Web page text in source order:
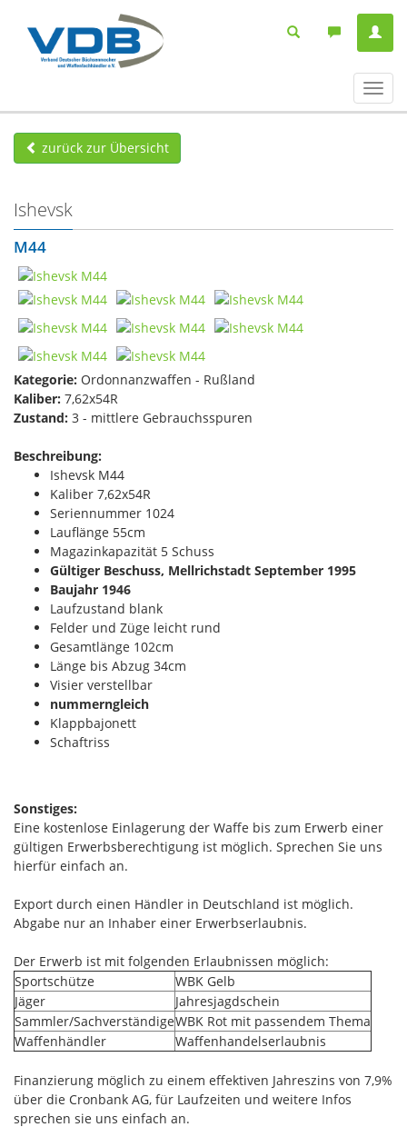
ein-/
zurück zur Übersicht
Ishevsk
M44
Kategorie: Ordonnanzwaffen - Rußland
Kaliber: 7,62x54R
Zustand: 3 - mittlere Gebrauchsspuren
Beschreibung:
Ishevsk M44
Kaliber 7,62x54R
Seriennummer 1024
Lauflänge 55cm
Magazinkapazität 5 Schuss
Gültiger Beschuss, Mellrichstadt September 1995
Baujahr 1946
Laufzustand blank
Felder und Züge leicht rund
Gesamtlänge 102cm
Länge bis Abzug 34cm
Visier verstellbar
nummerngleich
Klappbajonett
Schaftriss
Sonstiges:
Eine kostenlose Einlagerung der Waffe bis zum Erwerb einer
gültigen Erwerbsberechtigung ist möglich. Sprechen Sie uns
hierfür einfach an.
Export durch einen Händler in Deutschland ist möglich.
Abgabe nur an Inhaber einer Erwerbserlaubnis.
Der Erwerb ist mit folgenden Erlaubnissen möglich:
Sportschütze
WBK Gelb
Jäger
Jahresjagdschein
Sammler/SachverständigeWBK Rot mit passendem Thema
Waffenhändler
Waffenhandelserlaubnis
Finanzierung möglich zu einem effektiven Jahreszins von 7,9%
über die Cronbank AG, für Laufzeiten und weitere Infos
sprechen sie uns einfach an.